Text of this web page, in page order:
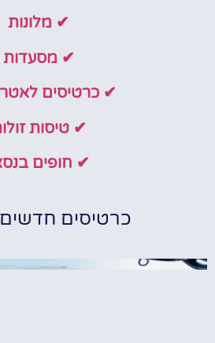
✔ מלונות
✔ מסעדות
✔ כרטיסים
✔ טיסות
✔ חופים
כרטיסים